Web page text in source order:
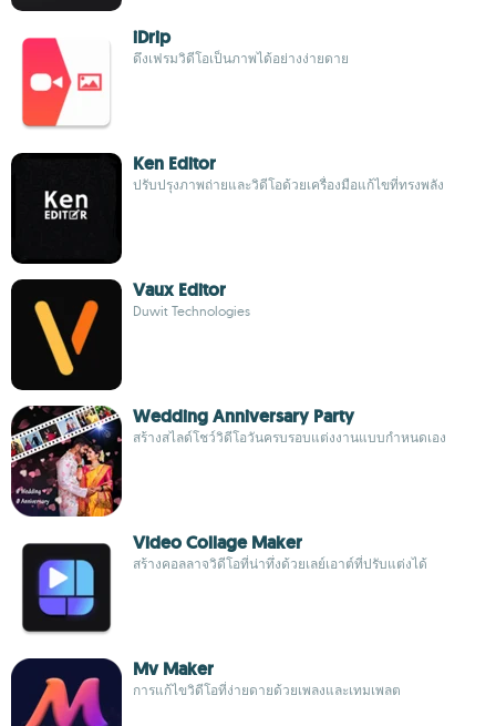
iDrip
ดึงเฟรมวิดีโอเป็นภาพได้อย่างง่ายดาย
Ken Editor
ปรับปรุงภาพถ่ายและวิดีโอด้วยเครื่องมือแก้ไขที่ทรงพลัง
Vaux Editor
Duwit Technologies
Wedding Anniversary Party
สร้างสไลด์โชว์วิดีโอวันครบรอบแต่งงานแบบกำหนดเอง
Video Collage Maker
สร้างคอลลาจวิดีโอที่น่าทึ่งด้วยเลย์เอาต์ที่ปรับแต่งได้
Mv Maker
การแก้ไขวิดีโอที่ง่ายดายด้วยเพลงและเทมเพลต